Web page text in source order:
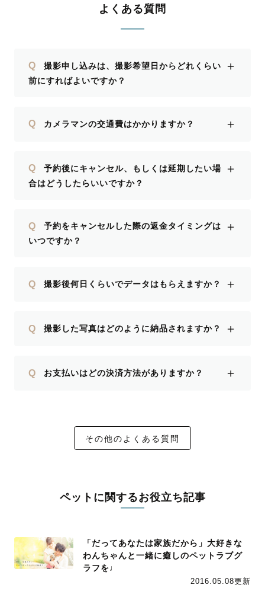
よくある質問
Q
撮影申し込みは、撮影希望日からどれくらい
前にすればよいですか？
＋
Q カメラマンの交通費はかかりますか？ ＋
Q
予約後にキャンセル、もしくは延期したい場
合はどうしたらいいですか？
＋
Q
予約をキャンセルした際の返金タイミングは
いつですか？
＋
Q 撮影後何日くらいでデータはもらえますか？ ＋
Q 撮影した写真はどのように納品されますか？ ＋
Q お支払いはどの決済方法がありますか？ ＋
その他のよくある質問
ペットに関するお役立ち記事
「だってあなたは家族だから」大好きな
わんちゃんと一緒に癒しのペットラブグ
ラフを♩
2016.05.08更新